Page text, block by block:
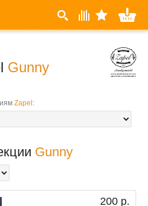
Gunny
Zapel :
Gunny
200 р.